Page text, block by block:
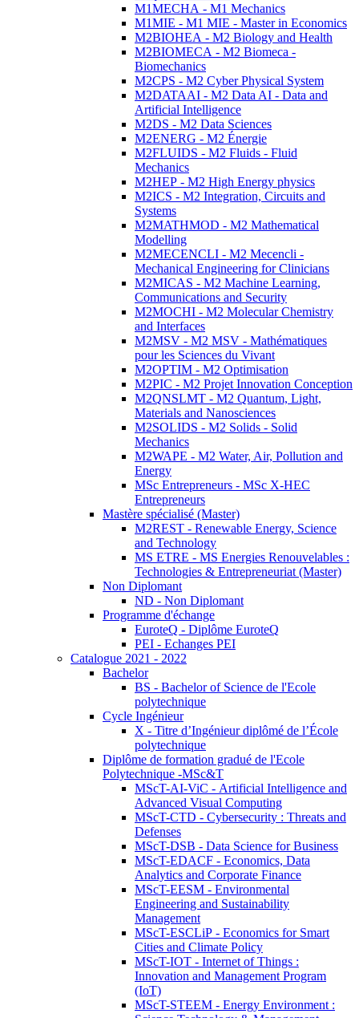
M1MECHA - M1 Mechanics
M1MIE - M1 MIE - Master in Economics
M2BIOHEA - M2 Biology and Health
M2BIOMECA - M2 Biomeca -
Biomechanics
M2CPS - M2 Cyber Physical System
M2DATAAI - M2 Data AI - Data and
Artificial Intelligence
M2DS - M2 Data Sciences
M2ENERG - M2 Énergie
M2FLUIDS - M2 Fluids - Fluid
Mechanics
M2HEP - M2 High Energy physics
M2ICS - M2 Integration, Circuits and
Systems
M2MATHMOD - M2 Mathematical
Modelling
M2MECENCLI - M2 Mecencli -
Mechanical Engineering for Clinicians
M2MICAS - M2 Machine Learning,
Communications and Security
M2MOCHI - M2 Molecular Chemistry
and Interfaces
M2MSV - M2 MSV - Mathématiques
pour les Sciences du Vivant
M2OPTIM - M2 Optimisation
M2PIC - M2 Projet Innovation Conception
M2QNSLMT - M2 Quantum, Light,
Materials and Nanosciences
M2SOLIDS - M2 Solids - Solid
Mechanics
M2WAPE - M2 Water, Air, Pollution and
Energy
MSc Entrepreneurs - MSc X-HEC
Entrepreneurs
Mastère spécialisé (Master)
M2REST - Renewable Energy, Science
and Technology
MS ETRE - MS Energies Renouvelables :
Technologies & Entrepreneuriat (Master)
Non Diplomant
ND - Non Diplomant
Programme d'échange
EuroteQ - Diplôme EuroteQ
PEI - Echanges PEI
Catalogue 2021 - 2022
Bachelor
BS - Bachelor of Science de l'Ecole
polytechnique
Cycle Ingénieur
X - Titre d’Ingénieur diplômé de l’École
polytechnique
Diplôme de formation gradué de l'Ecole
Polytechnique -MSc&T
MScT-AI-ViC - Artificial Intelligence and
Advanced Visual Computing
MScT-CTD - Cybersecurity : Threats and
Defenses
MScT-DSB - Data Science for Business
MScT-EDACF - Economics, Data
Analytics and Corporate Finance
MScT-EESM - Environmental
Engineering and Sustainability
Management
MScT-ESCLiP - Economics for Smart
Cities and Climate Policy
MScT-IOT - Internet of Things :
Innovation and Management Program
(IoT)
MScT-STEEM - Energy Environment :